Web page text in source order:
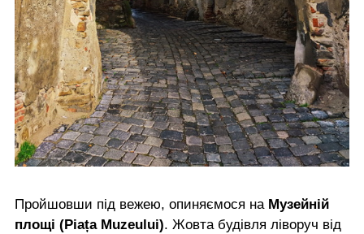
Пройшовши під вежею, опиняємося наМузейній
площі (Piața Muzeului). Жовта будівля ліворуч від